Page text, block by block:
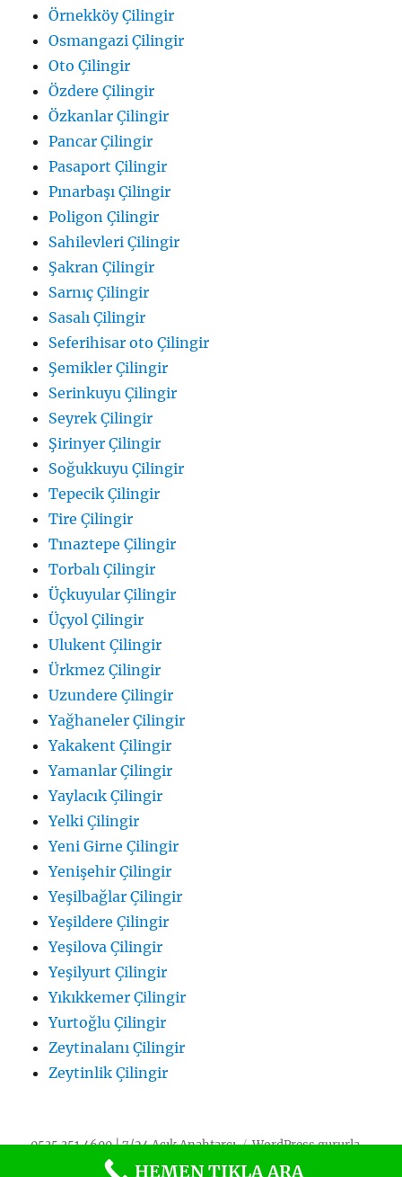
Örnekköy Çilingir
Osmangazi Çilingir
Oto Çilingir
Özdere Çilingir
Özkanlar Çilingir
Pancar Çilingir
Pasaport Çilingir
Pınarbaşı Çilingir
Poligon Çilingir
Sahilevleri Çilingir
Şakran Çilingir
Sarnıç Çilingir
Sasalı Çilingir
Seferihisar oto Çilingir
Şemikler Çilingir
Serinkuyu Çilingir
Seyrek Çilingir
Şirinyer Çilingir
Soğukkuyu Çilingir
Tepecik Çilingir
Tire Çilingir
Tınaztepe Çilingir
Torbalı Çilingir
Üçkuyular Çilingir
Üçyol Çilingir
Ulukent Çilingir
Ürkmez Çilingir
Uzundere Çilingir
Yağhaneler Çilingir
Yakakent Çilingir
Yamanlar Çilingir
Yaylacık Çilingir
Yelki Çilingir
Yeni Girne Çilingir
Yenişehir Çilingir
Yeşilbağlar Çilingir
Yeşildere Çilingir
Yeşilova Çilingir
Yeşilyurt Çilingir
Yıkıkkemer Çilingir
Yurtoğlu Çilingir
Zeytinalanı Çilingir
Zeytinlik Çilingir
0535 351 4600 | 7/24 Açık Anahtarcı
WordPress gururla
HEMEN TIKLA ARA